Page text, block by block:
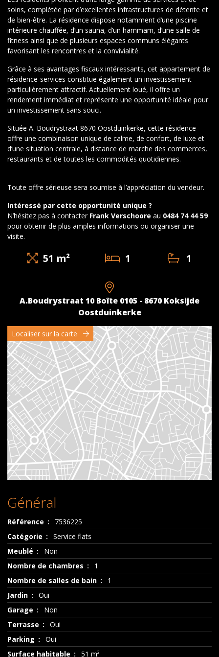
soins, complétée par d’excellentes infrastructures de détente et
de bien-être. La résidence dispose notamment d’une piscine
intérieure chauffée, d’un sauna, d’un hammam, d’une salle de
fitness ainsi que de plusieurs espaces communs élégants
favorisant les rencontres et la convivialité.
Grâce à ses avantages fiscaux intéressants, cet appartement de
résidence-services constitue également un investissement
particulièrement attractif. Actuellement loué, il offre un
rendement immédiat et représente une opportunité idéale pour
un investissement sans souci.
Située A. Boudrystraat 8670 Oostduinkerke, cette résidence
offre une combinaison unique de calme, de confort, de luxe et
d’une situation centrale, à distance de marche des commerces,
restaurants et de toutes les commodités quotidiennes.
Toute offre sérieuse sera soumise à l’appréciation du vendeur.
Intéressé par cette opportunité unique ?
N’hésitez pas à contacter Frank Verschoore au 0484 74 44 59
pour obtenir de plus amples informations ou organiser une
visite.
51 m² 1 1
A.Boudrystraat 10 Boîte 0105 - 8670 Koksijde
Oostduinkerke
Localiser sur la carte
Général
Référence
7536225
Catégorie
Service flats
Meublé
Non
Nombre de chambres
1
Nombre de salles de bain
1
Jardin
Oui
Garage
Non
Terrasse
Oui
Parking
Oui
Surface habitable
51 m²